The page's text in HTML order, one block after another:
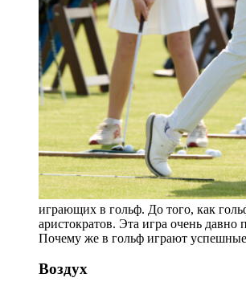
играющих в гольф. До того, как
аристократов. Эта игра очень
Почему же в гольф играют
Воздух